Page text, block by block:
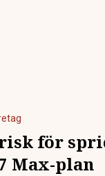
för
Max-plan